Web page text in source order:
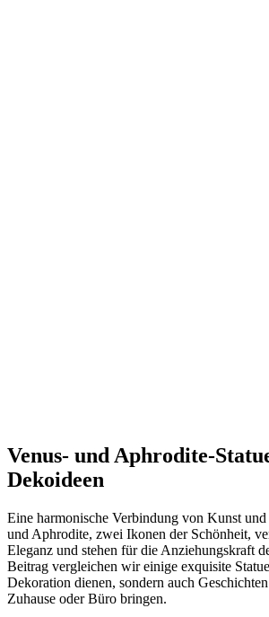
Venus- und Aphrodite-
Dekoideen
Eine harmonische Verbindung von Kunst
und Aphrodite, zwei Ikonen der Schönheit,
Eleganz und stehen für die Anziehungskraft
Beitrag vergleichen wir einige exquisite
Dekoration dienen, sondern auch
Zuhause oder Büro bringen.